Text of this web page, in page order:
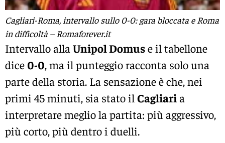
Cagliari-Roma, intervallo sullo 0-0: gara bloccata e Roma
in difficoltà – Romaforever.it
Intervallo alla Unipol Domuse il tabellone
dice 0-0, ma il punteggio racconta solo una
parte della storia. La sensazione è che, nei
primi 45 minuti, sia stato il Cagliaria
interpretare meglio la partita: più aggressivo,
più corto, più dentro i duelli.